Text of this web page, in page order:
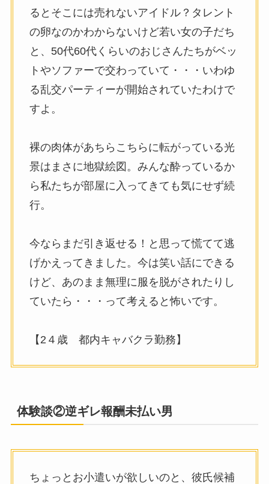
るとそこには売れないアイドル？タレント
の卵なのかわからないけど若い女の子だち
と、50代60代くらいのおじさんたちがベッ
トやソファーで交わっていて・・・いわゆ
る乱交パーティーが開始されていたわけで
すよ。
裸の肉体があちらこちらに転がっている光
景はまさに地獄絵図。みんな酔っているか
ら私たちが部屋に入ってきても気にせず続
行。
今ならまだ引き返せる！と思って慌てて逃
げかえってきました。今は笑い話にできる
けど、あのまま無理に服を脱がされたりし
ていたら・・・って考えると怖いです。
【2４歳 都内キャバクラ勤務】
体験談②逆ギレ報酬未払い男
ちょっとお小遣いが欲しいのと、彼氏候補